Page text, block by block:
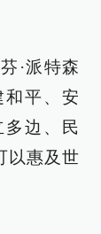
·派特森
平、安
边、民
以惠及世